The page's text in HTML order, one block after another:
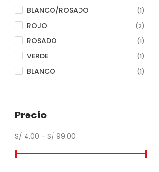
BLANCO/ROSADO (1)
ROJO (2)
ROSADO (1)
VERDE (1)
BLANCO (1)
Precio
S/ 4.00 - S/ 99.00